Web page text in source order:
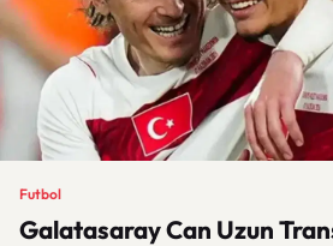
Futbol
Galatasaray Can Uzun